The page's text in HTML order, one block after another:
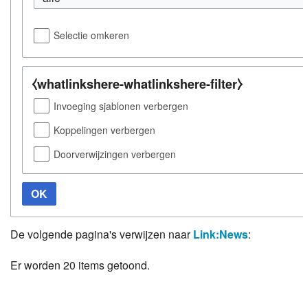
Zoom
Selectie omkeren
⧼whatlinkshere-whatlinkshere-filter⧽
Invoeging sjablonen verbergen
Koppelingen verbergen
Doorverwijzingen verbergen
OK
De volgende pagina's verwijzen naarLink:News:
Er worden 20 items getoond.